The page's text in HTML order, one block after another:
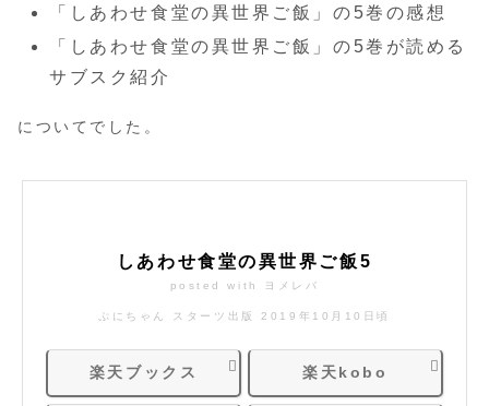
「しあわせ食堂の異世界ご飯」の5巻の感想
「しあわせ食堂の異世界ご飯」の5巻が読める
サブスク紹介
についてでした。
しあわせ食堂の異世界ご飯5
posted with ヨメレバ
ぷにちゃん スターツ出版 2019年10月10日頃
楽天ブックス 楽天kobo